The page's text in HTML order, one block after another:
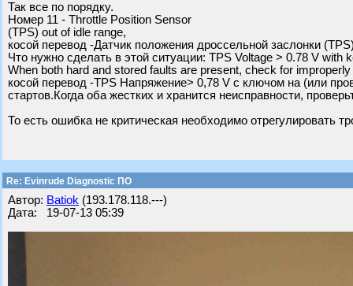
Так все по порядку.
Номер 11 - Throttle Position Sensor
(TPS) out of idle range,
косой перевод -Датчик положения дроссельной заслонки
Что нужно сделать в этой ситуации: TPS Voltage > 0.78 V
When both hard and stored faults are present, check for
косой перевод -TPS Напряжение> 0,78 V с ключом на (или
стартов.Когда оба жестких и хранится неисправности,
То есть ошибка не критическая необходимо отрегулировать
Re: Evinrude Diagnostic ПО
Автор: Batiok (193.178.118.---)
Дата: 19-07-13 05:39